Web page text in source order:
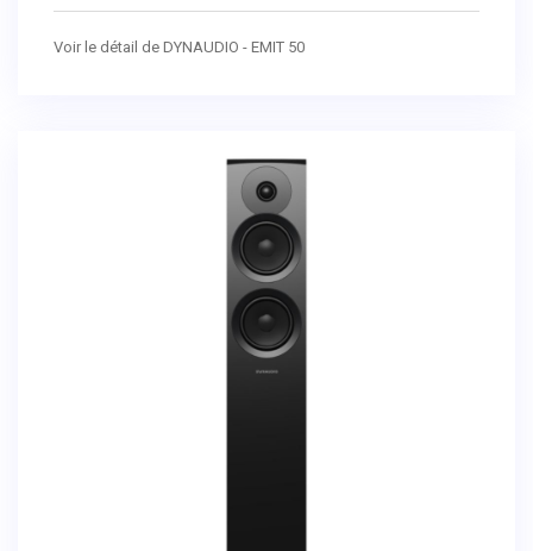
Voir le détail de DYNAUDIO - EMIT 50